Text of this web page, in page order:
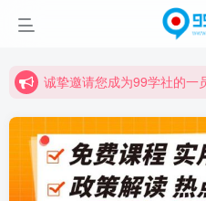
诚挚邀请您成为99学社的一
诚挚邀请您成为99学社的一
学习路上不孤独，99学社与你同行！分享全网优质VIP资源，炒股教程